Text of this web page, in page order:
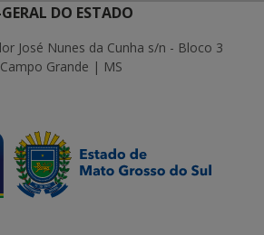
DO ESTADO
José Nunes da Cunha s/n - Bloco 3
Grande | MS